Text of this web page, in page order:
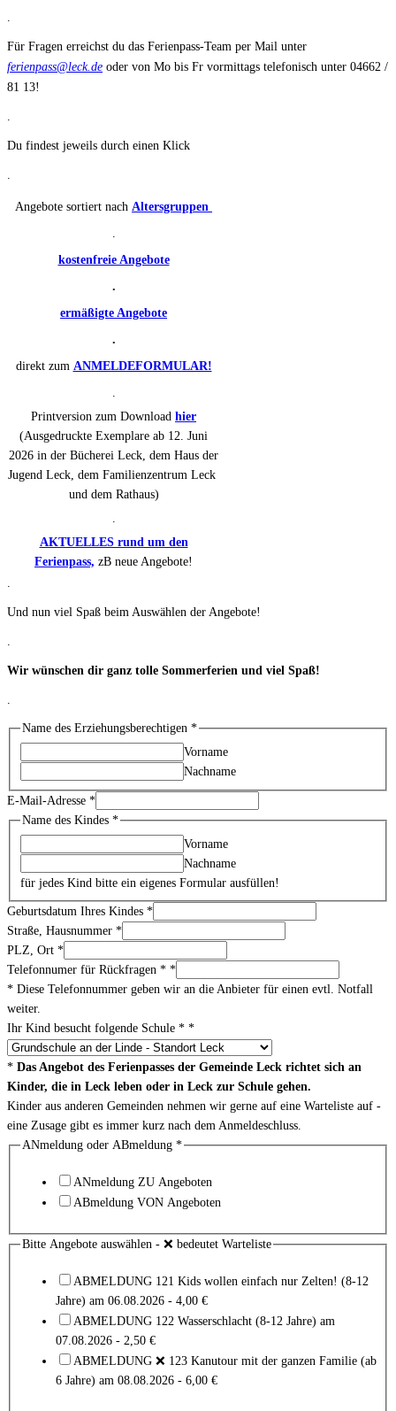
.
Für Fragen erreichst du das Ferienpass-Team per Mail unter
ferienpass@leck.de oder von Mo bis Fr vormittags telefonisch unter 04662 /
81 13!
.
Du findest jeweils durch einen Klick
.
Angebote sortiert nach Altersgruppen
.
kostenfreie Angebote
.
ermäßigte Angebote
.
direkt zum ANMELDEFORMULAR!
.
Printversion zum Download hier
(Ausgedruckte Exemplare ab 12. Juni
2026 in der Bücherei Leck, dem Haus der
Jugend Leck, dem Familienzentrum Leck
und dem Rathaus)
.
AKTUELLES rund um den
Ferienpass, zB neue Angebote!
.
Und nun viel Spaß beim Auswählen der Angebote!
.
Wir wünschen dir ganz tolle Sommerferien und viel Spaß!
.
Name des Erziehungsberechtigen *
Vorname
Nachname
E-Mail-Adresse *
Name des Kindes *
Vorname
Nachname
für jedes Kind bitte ein eigenes Formular ausfüllen!
Geburtsdatum Ihres Kindes *
Straße, Hausnummer *
PLZ, Ort *
Telefonnumer für Rückfragen * *
* Diese Telefonnummer geben wir an die Anbieter für einen evtl. Notfall
weiter.
Ihr Kind besucht folgende Schule * *
* Das Angebot des Ferienpasses der Gemeinde Leck richtet sich an
Kinder, die in Leck leben oder in Leck zur Schule gehen.
Kinder aus anderen Gemeinden nehmen wir gerne auf eine Warteliste auf -
eine Zusage gibt es immer kurz nach dem Anmeldeschluss.
ANmeldung oder ABmeldung *
ANmeldung ZU Angeboten
ABmeldung VON Angeboten
Bitte Angebote auswählen - ❌ bedeutet Warteliste
ABMELDUNG 121 Kids wollen einfach nur Zelten! (8-12
Jahre) am 06.08.2026 - 4,00 €
ABMELDUNG 122 Wasserschlacht (8-12 Jahre) am
07.08.2026 - 2,50 €
ABMELDUNG ❌ 123 Kanutour mit der ganzen Familie (ab
6 Jahre) am 08.08.2026 - 6,00 €